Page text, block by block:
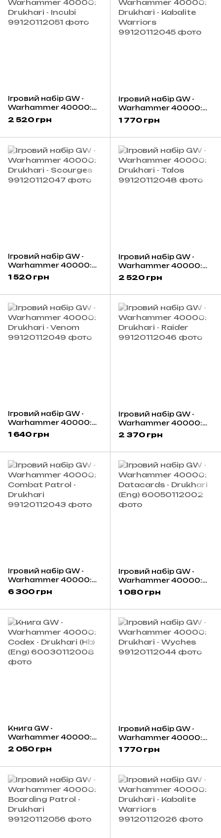
Ігровий набір GW -
Warhammer 40000:
Drukhari - Incubi
2 520 грн
Ігровий набір GW -
Warhammer 40000:
Drukhari - Kabalite
Warriors
1 770 грн
Ігровий набір GW -
Warhammer 40000:
Drukhari - Scourges
1 520 грн
Ігровий набір GW -
Warhammer 40000:
Drukhari - Talos
2 520 грн
Ігровий набір GW -
Warhammer 40000:
Drukhari - Venom
1 640 грн
Ігровий набір GW -
Warhammer 40000:
Drukhari - Raider
2 370 грн
Ігровий набір GW -
Warhammer 40000:
Combat Patrol -
Drukhari
6 300 грн
Ігровий набір GW -
Warhammer 40000:
Datacards - Drukhari
1 080 грн
Книга GW -
Warhammer 40000:
Codex - Drukhari (Hb)
2 050 грн
Ігровий набір GW -
Warhammer 40000:
Drukhari - Wyches
1 770 грн